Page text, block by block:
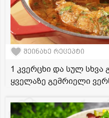
შეინახე რეცეპტი
1 კვერცხი და სულ სხვა
ყველაზე გემრიელი